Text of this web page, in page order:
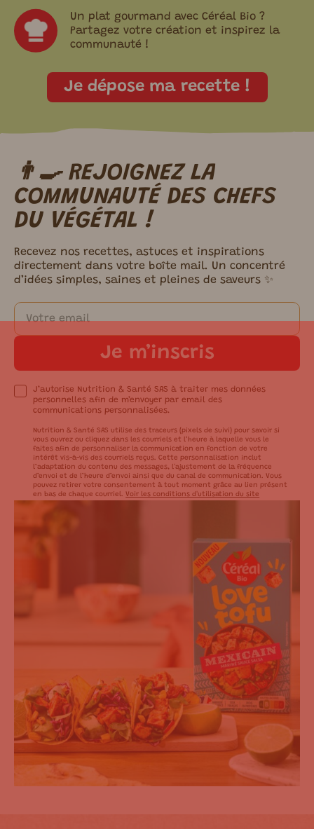
Un plat gourmand avec Céréal Bio ?
Partagez votre création et inspirez la
communauté !
Je dépose ma recette !
👨‍🍳 REJOIGNEZ LA
COMMUNAUTÉ DES CHEFS
DU VÉGÉTAL !
Recevez nos recettes, astuces et inspirations
directement dans votre boîte mail. Un concentré
d’idées simples, saines et pleines de saveurs ✨
ici.
Je m’inscris
J’autorise Nutrition & Santé SAS à traiter mes données
personnelles afin de m’envoyer par email des
communications personnalisées.
Nutrition & Santé SAS utilise des traceurs (pixels de suivi) pour savoir si
vous ouvrez ou cliquez dans les courriels et l’heure à laquelle vous le
faites afin de personnaliser la communication en fonction de votre
intérêt vis-à-vis des courriels reçus. Cette personnalisation inclut
l’adaptation du contenu des messages, l'ajustement de la fréquence
d’envoi et de l’heure d’envoi ainsi que du canal de communication. Vous
pouvez retirer votre consentement à tout moment grâce au lien présent
en bas de chaque courriel.Voir les conditions d'utilisation du site